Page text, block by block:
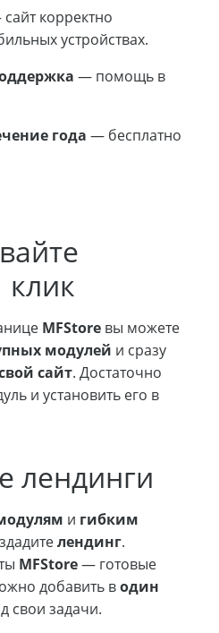
корректно
устройствах.
— помощь в
года — бесплатно
клик
MFStore вы можете
модулей и сразу
сайт. Достаточно
и установить его в
лендинги
и гибким
лендинг.
MFStore— готовые
добавить водин
свои задачи.